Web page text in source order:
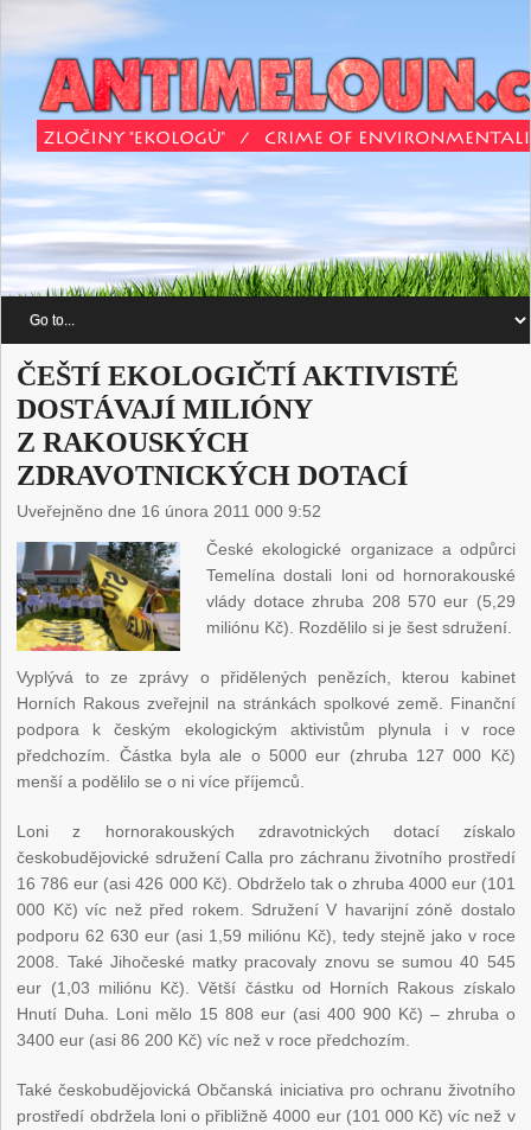
ČEŠTÍ EKOLOGIČTÍ AKTIVISTÉ
DOSTÁVAJÍ MILIÓNY
Z RAKOUSKÝCH
ZDRAVOTNICKÝCH DOTACÍ
Uveřejněno dne 16 února 2011 000 9:52
České ekologické organizace a odpůrci
Temelína dostali loni od hornorakouské
vlády dotace zhruba 208 570 eur (5,29
miliónu Kč). Rozdělilo si je šest sdružení.
Vyplývá to ze zprávy o přidělených penězích, kterou kabinet
Horních Rakous zveřejnil na stránkách spolkové země. Finanční
podpora k českým ekologickým aktivistům plynula i v roce
předchozím. Částka byla ale o 5000 eur (zhruba 127 000 Kč)
menší a podělilo se o ni více příjemců.
Loni z hornorakouských zdravotnických dotací získalo
českobudějovické sdružení Calla pro záchranu životního prostředí
16 786 eur (asi 426 000 Kč). Obdrželo tak o zhruba 4000 eur (101
000 Kč) víc než před rokem. Sdružení V havarijní zóně dostalo
podporu 62 630 eur (asi 1,59 miliónu Kč), tedy stejně jako v roce
2008. Také Jihočeské matky pracovaly znovu se sumou 40 545
eur (1,03 miliónu Kč). Větší částku od Horních Rakous získalo
Hnutí Duha. Loni mělo 15 808 eur (asi 400 900 Kč) – zhruba o
3400 eur (asi 86 200 Kč) víc než v roce předchozím.
Také českobudějovická Občanská iniciativa pro ochranu životního
prostředí obdržela loni o přibližně 4000 eur (101 000 Kč) víc než v